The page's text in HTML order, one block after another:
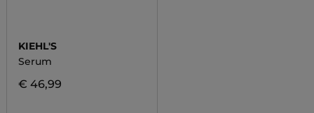
KIEHL'S
Serum
€ 46,99